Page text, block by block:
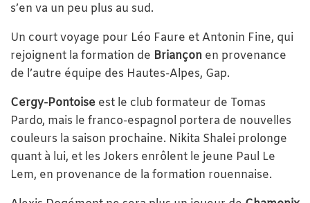
s’en va un peu plus au sud.
Un court voyage pour Léo Faure et Antonin Fine, qui
rejoignent la formation de Briançon en provenance
de l’autre équipe des Hautes-Alpes, Gap.
Cergy-Pontoise est le club formateur de Tomas
Pardo, mais le franco-espagnol portera de nouvelles
couleurs la saison prochaine. Nikita Shalei prolonge
quant à lui, et les Jokers enrôlent le jeune Paul Le
Lem, en provenance de la formation rouennaise.